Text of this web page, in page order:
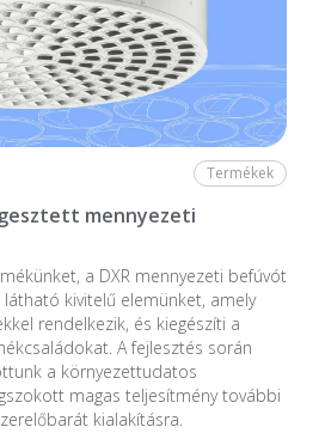
Termékek
mennyezeti
a DXR mennyezeti befúvót
kivitelű elemünket, amely
rendelkezik, és kiegészíti a
A fejlesztés során
a környezettudatos
magas teljesítmény további
kialakításra.